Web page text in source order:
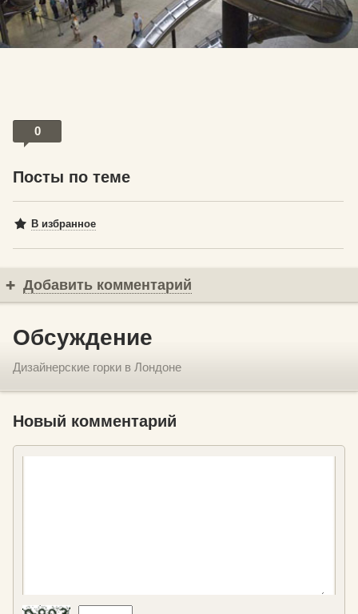
0
Посты по теме
В избранное
Добавить комментарий
Обсуждение
Дизайнерские горки в Лондоне
Новый комментарий